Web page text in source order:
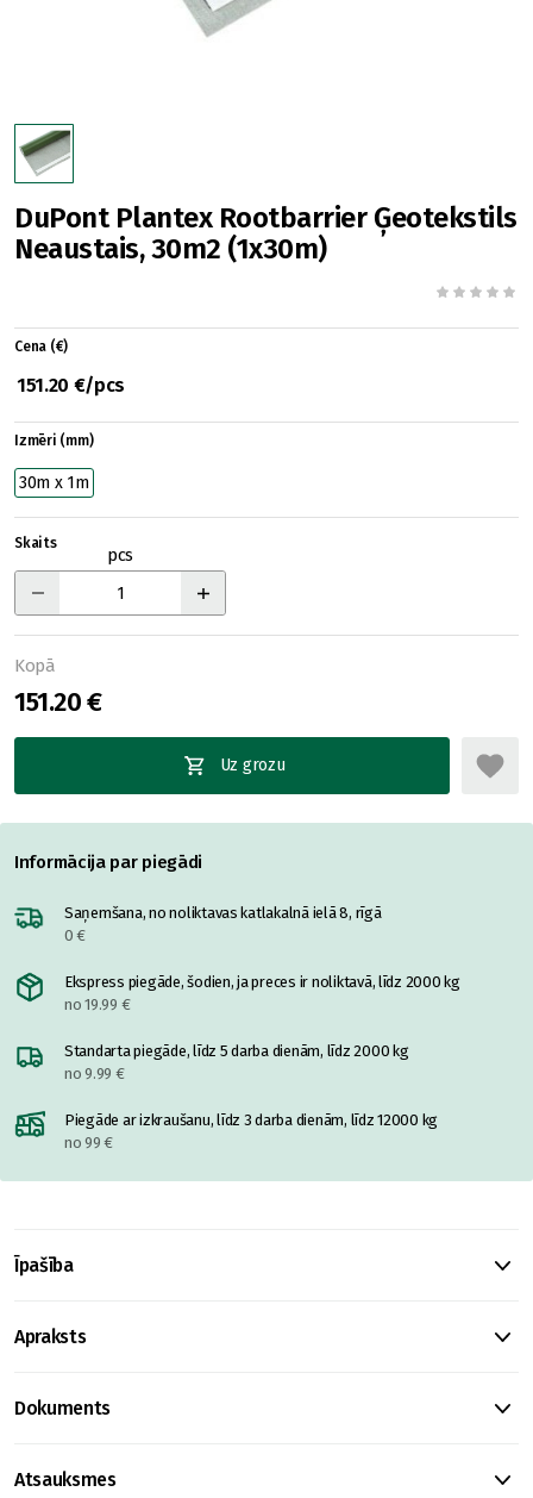
DuPont Plantex Rootbarrier Ģeotekstils
Neaustais, 30m2 (1x30m)
Cena (€)
151.20 €/pcs
Izmēri (mm)
30m x 1m
Skaits
pcs
Kopā
151.20 €
Uz grozu
Informācija par piegādi
Saņemšana, no noliktavas katlakalnā ielā 8, rīgā
0 €
Ekspress piegāde, šodien, ja preces ir noliktavā, līdz 2000 kg
no 19.99 €
Standarta piegāde, līdz 5 darba dienām, līdz 2000 kg
no 9.99 €
Piegāde ar izkraušanu, līdz 3 darba dienām, līdz 12000 kg
no 99 €
Īpašība
Apraksts
Dokuments
Atsauksmes